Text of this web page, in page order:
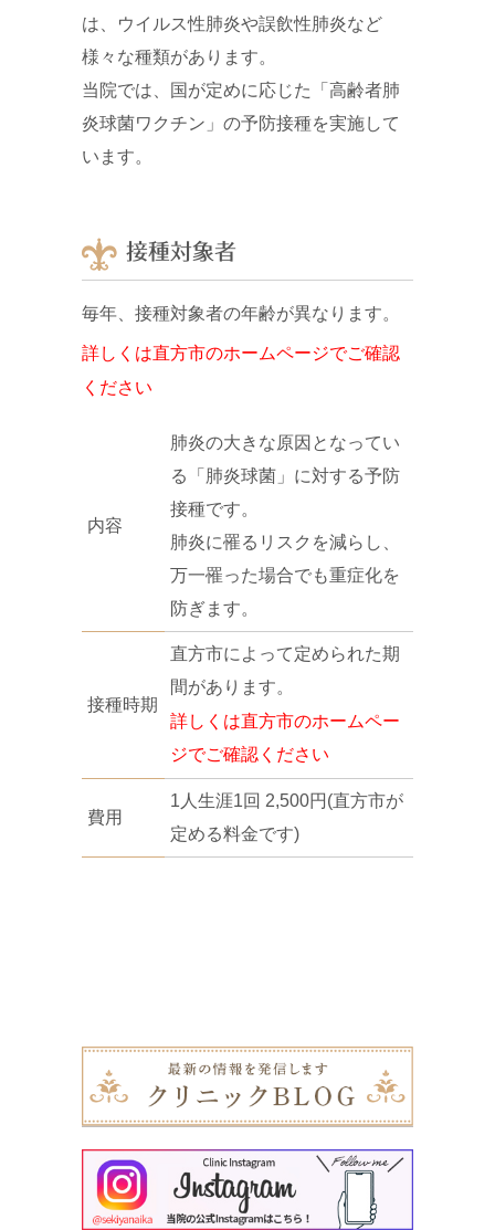
は、ウイルス性肺炎や誤飲性肺炎など
様々な種類があります。
当院では、国が定めに応じた「高齢者肺
炎球菌ワクチン」の予防接種を実施して
います。
接種対象者
毎年、接種対象者の年齢が異なります。
詳しくは直方市のホームページでご確認
ください
内容
肺炎の大きな原因となってい
る「肺炎球菌」に対する予防
接種です。
肺炎に罹るリスクを減らし、
万一罹った場合でも重症化を
防ぎます。
接種時期
直方市によって定められた期
間があります。
詳しくは直方市のホームペー
ジでご確認ください
費用
1人生涯1回 2,500円(直方市が
定める料金です)